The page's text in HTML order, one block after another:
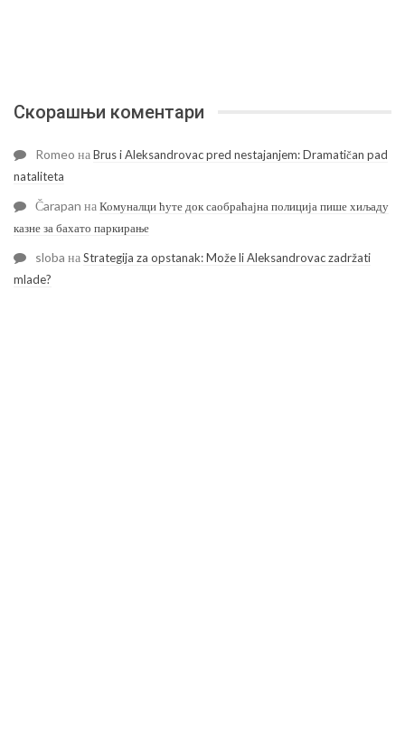
Скорашњи коментари
Romeo наBrus i Aleksandrovac pred nestajanjem: Dramatičan pad
nataliteta
Čarapan наКомуналци ћуте док саобраћајна полиција пише хиљаду
казне за бахато паркирање
sloba наStrategija za opstanak: Može li Aleksandrovac zadržati
mlade?